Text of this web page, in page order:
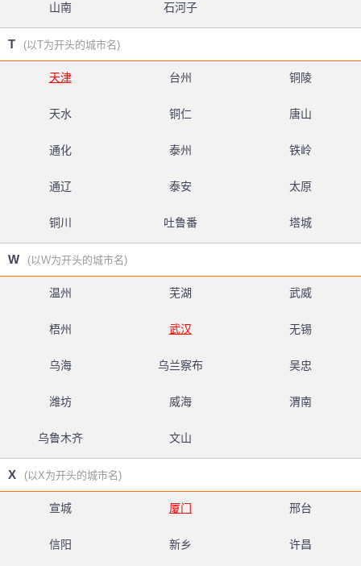
山南 石河子
T (以T为开头的城市名)
天津 台州 铜陵
天水 铜仁 唐山
通化 泰州 铁岭
通辽 泰安 太原
铜川 吐鲁番 塔城
W (以W为开头的城市名)
温州 芜湖 武威
梧州 武汉 无锡
乌海 乌兰察布 吴忠
潍坊 威海 渭南
乌鲁木齐 文山
X (以X为开头的城市名)
宣城 厦门 邢台
信阳 新乡 许昌